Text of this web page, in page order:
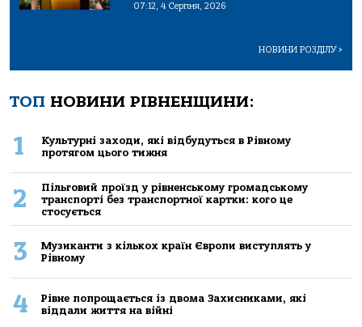
07:12, 4 Серпня, 2026
НОВИНИ РОЗДІЛУ>
ТОП НОВИНИ РІВНЕНЩИНИ:
1
Культурні заходи, які відбудуться в Рівному
протягом цього тижня
2
Пільговий проїзд у рівненському громадському
транспорті без транспортної картки: кого це
стосується
3
Музиканти з кількох країн Європи виступлять у
Рівному
4
Рівне попрощається із двома Захисниками, які
віддали життя на війні